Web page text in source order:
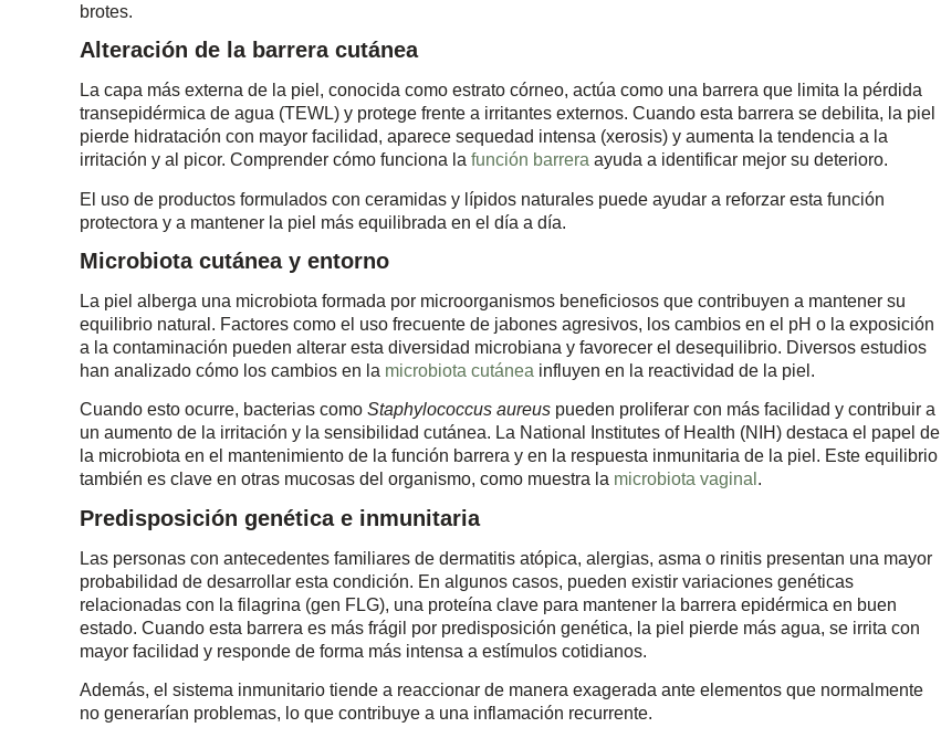
brotes.
Alteración de la barrera cutánea
La capa más externa de la piel, conocida como estrato córneo, actúa como una barrera que limita la pérdida
transepidérmica de agua (TEWL) y protege frente a irritantes externos. Cuando esta barrera se debilita, la piel
pierde hidratación con mayor facilidad, aparece sequedad intensa (xerosis) y aumenta la tendencia a la
irritación y al picor. Comprender cómo funciona la función barrera ayuda a identificar mejor su deterioro.
El uso de productos formulados con ceramidas y lípidos naturales puede ayudar a reforzar esta función
protectora y a mantener la piel más equilibrada en el día a día.
Microbiota cutánea y entorno
La piel alberga una microbiota formada por microorganismos beneficiosos que contribuyen a mantener su
equilibrio natural. Factores como el uso frecuente de jabones agresivos, los cambios en el pH o la exposición
a la contaminación pueden alterar esta diversidad microbiana y favorecer el desequilibrio. Diversos estudios
han analizado cómo los cambios en la microbiota cutánea influyen en la reactividad de la piel.
Cuando esto ocurre, bacterias como Staphylococcus aureus pueden proliferar con más facilidad y contribuir a
un aumento de la irritación y la sensibilidad cutánea. La National Institutes of Health (NIH) destaca el papel de
la microbiota en el mantenimiento de la función barrera y en la respuesta inmunitaria de la piel. Este equilibrio
también es clave en otras mucosas del organismo, como muestra la microbiota vaginal .
Predisposición genética e inmunitaria
Las personas con antecedentes familiares de dermatitis atópica, alergias, asma o rinitis presentan una mayor
probabilidad de desarrollar esta condición. En algunos casos, pueden existir variaciones genéticas
relacionadas con la filagrina (gen FLG), una proteína clave para mantener la barrera epidérmica en buen
estado. Cuando esta barrera es más frágil por predisposición genética, la piel pierde más agua, se irrita con
mayor facilidad y responde de forma más intensa a estímulos cotidianos.
Además, el sistema inmunitario tiende a reaccionar de manera exagerada ante elementos que normalmente
no generarían problemas, lo que contribuye a una inflamación recurrente.